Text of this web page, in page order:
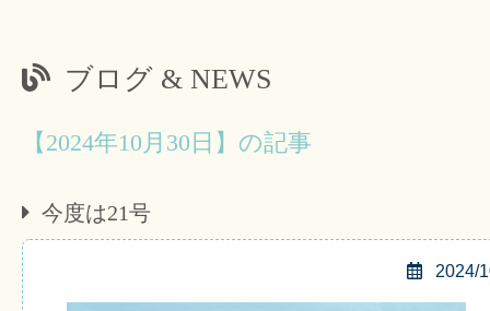
ブログ & NEWS
【2024年10月30日】の記事
今度は21号
2024/